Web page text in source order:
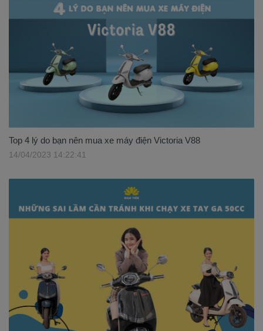
Top 4 lý do bạn nên mua xe máy điện Victoria V88
14/04/2023 14:22:41